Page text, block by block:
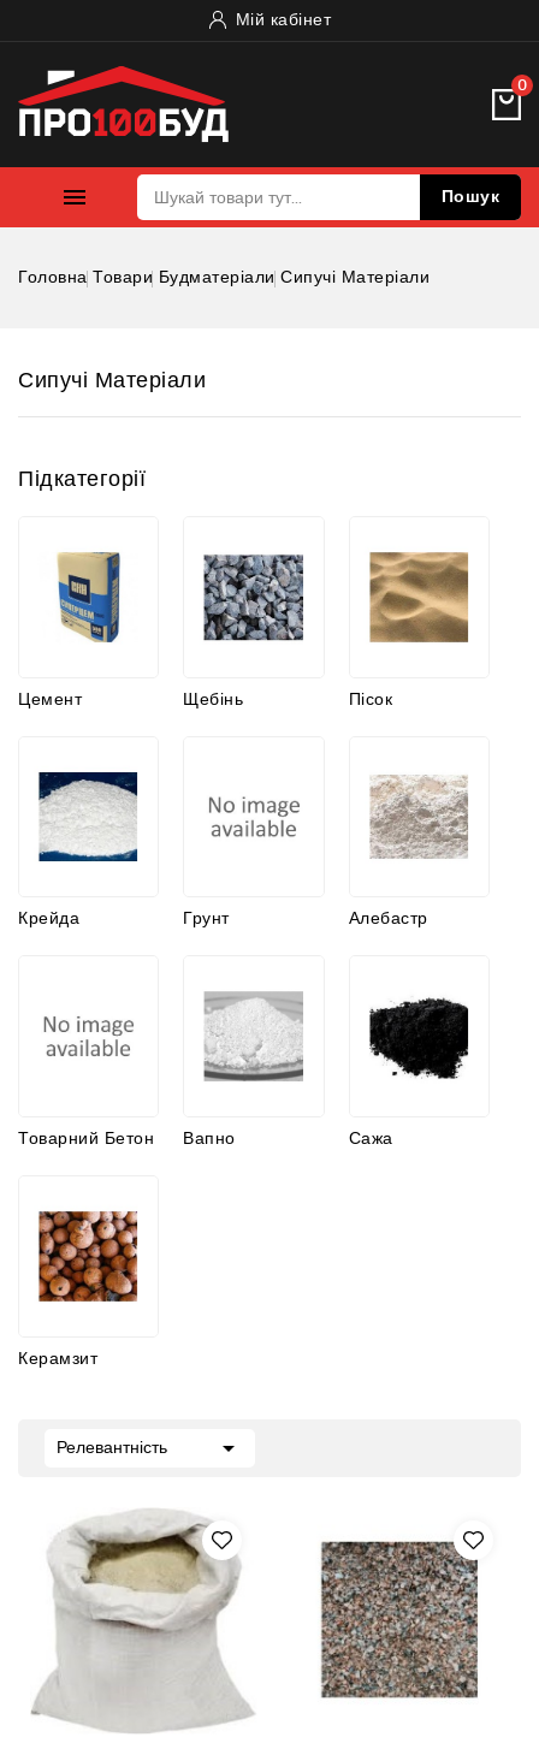
Мій кабінет
0
 Пошук
Головна Товари Будматеріали Сипучі Матеріали
Сипучі Матеріали
Підкатегорії
Цемент Щебінь Пісок
Крейда Грунт Алебастр
Товарний Бетон Вапно Сажа
Керамзит
Релевантність 